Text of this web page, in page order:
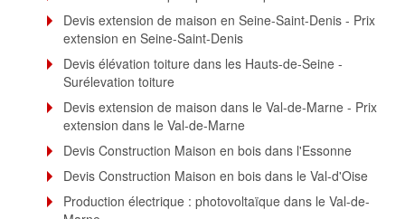
Devis extension de maison en Seine-Saint-Denis - Prix
extension en Seine-Saint-Denis
Devis élévation toiture dans les Hauts-de-Seine -
Surélevation toiture
Devis extension de maison dans le Val-de-Marne - Prix
extension dans le Val-de-Marne
Devis Construction Maison en bois dans l'Essonne
Devis Construction Maison en bois dans le Val-d'Oise
Production électrique : photovoltaïque dans le Val-de-